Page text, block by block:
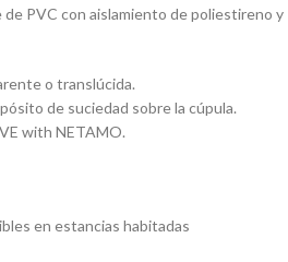
PVC con aislamiento de poliestireno y
o translúcida.
de suciedad sobre la cúpula.
with NETAMO.
en estancias habitadas